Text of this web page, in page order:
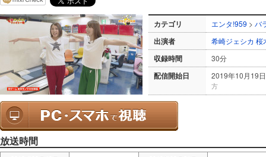
カテゴリ エンタ!959 > バ
出演者 希崎ジェシカ 桜
収録時間 30分
配信開始日 2019年10月19日
方
放送時間